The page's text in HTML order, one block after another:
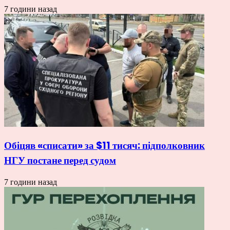
7 години назад
Обіцяв «списати» за $11 тисяч: підполковник
НГУ постане перед судом
7 години назад